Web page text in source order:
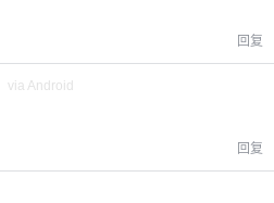
回复
via Android
回复